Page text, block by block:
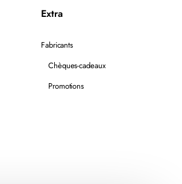
Extra
Fabricants
Chèques-cadeaux
Promotions